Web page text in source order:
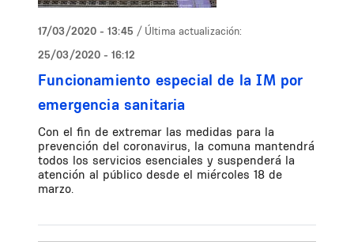
17/03/2020 - 13:45 / Última actualización:
25/03/2020 - 16:12
Funcionamiento especial de la IM por
emergencia sanitaria
Con el fin de extremar las medidas para la
prevención del coronavirus, la comuna mantendrá
todos los servicios esenciales y suspenderá la
atención al público desde el miércoles 18 de
marzo.